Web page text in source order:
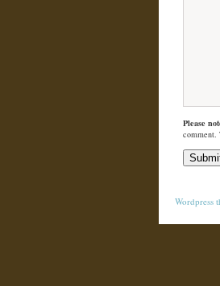
Please
comment.
Wordpress